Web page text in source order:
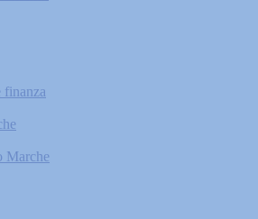
finanza
Marche